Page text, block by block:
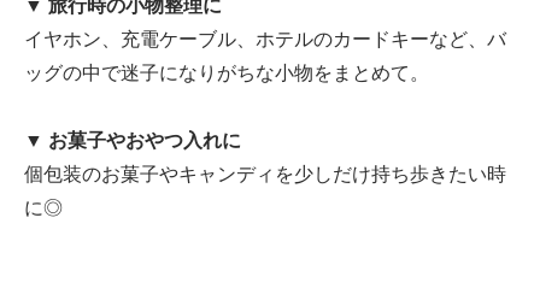
▼ 旅行時の小物整理に
イヤホン、充電ケーブル、ホテルのカードキーなど、バ
ッグの中で迷子になりがちな小物をまとめて。
▼ お菓子やおやつ入れに
個包装のお菓子やキャンディを少しだけ持ち歩きたい時
に◎